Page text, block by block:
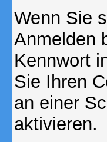
Wenn Sie
Anmelden
Kennwort
Sie Ihren
an einer
aktivieren.